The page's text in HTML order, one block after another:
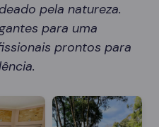
pela natureza.
para uma
prontos para